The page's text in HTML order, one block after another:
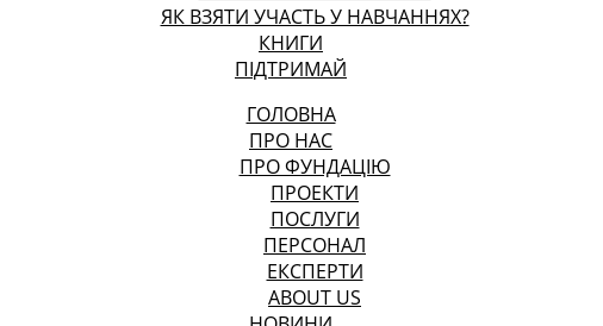
ЯК ВЗЯТИ УЧАСТЬ У НАВЧАННЯХ?
КНИГИ
ПІДТРИМАЙ
ГОЛОВНА
ПРО НАС
ПРО ФУНДАЦІЮ
ПРОЕКТИ
ПОСЛУГИ
ПЕРСОНАЛ
ЕКСПЕРТИ
ABOUT US